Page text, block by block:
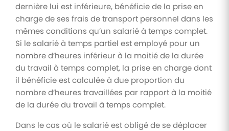
dernière lui est inférieure, bénéficie de la prise en
charge de ses frais de transport personnel dans les
mêmes conditions qu’un salarié à temps complet.
Si le salarié à temps partiel est employé pour un
nombre d’heures inférieur à la moitié de la durée
du travail à temps complet, la prise en charge dont
il bénéficie est calculée à due proportion du
nombre d’heures travaillées par rapport à la moitié
de la durée du travail à temps complet.
Dans le cas où le salarié est obligé de se déplacer